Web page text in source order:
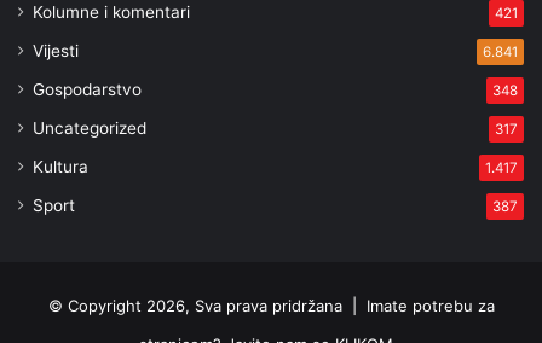
Kolumne i komentari 421
Vijesti 6.841
Gospodarstvo 348
Uncategorized 317
Kultura 1.417
Sport 387
© Copyright 2026, Sva prava pridržana | Imate potrebu za